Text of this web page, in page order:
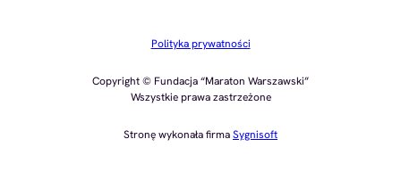
Polityka prywatności
Copyright © Fundacja “Maraton Warszawski”
Wszystkie prawa zastrzeżone
Stronę wykonała firmaSygnisoft